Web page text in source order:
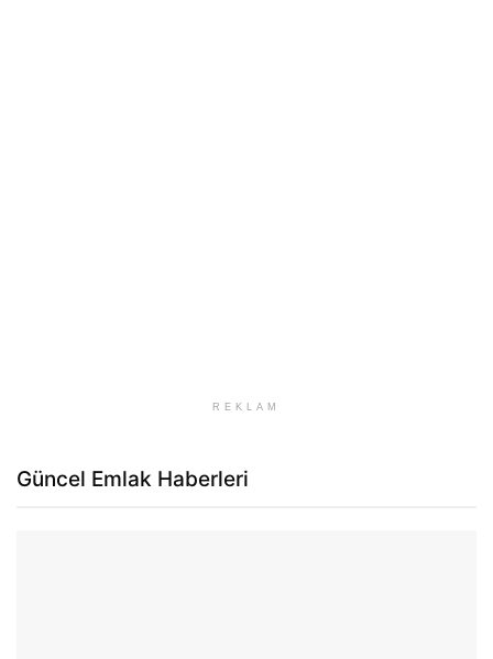
REKLAM
Güncel Emlak Haberleri